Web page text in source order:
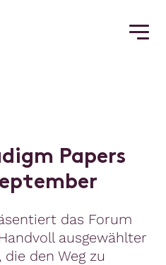
digm Papers
eptember
das Forum
ausgewählter
den Weg zu